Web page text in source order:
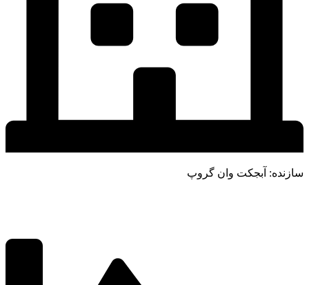
سازنده: آبجکت وان گروپ